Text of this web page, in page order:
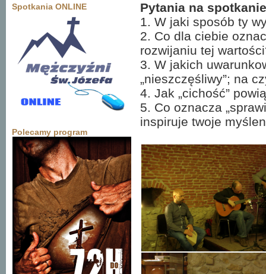
Spotkania ONLINE
Polecamy program
Pytania na
1. W jaki sposób ty
2. Co dla ciebie
rozwijaniu tej
3. W jakich
„nieszczęśliwy”; na
4. Jak „cichość”
5. Co oznacza
inspiruje twoje